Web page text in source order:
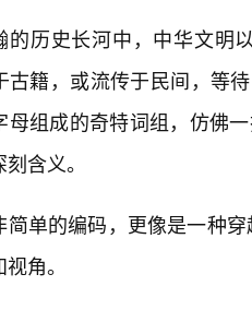
的历史长河中，中华文明
古籍，或流传于民间，等
母组成的奇特词组，仿佛
含义。
简单的编码，更像是一种
角。